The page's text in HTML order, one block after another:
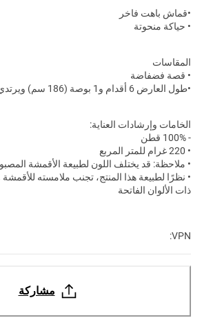
•قماش باهت فاخر
• حياكة منحوتة
المقاسات
• قصة فضفاضة
•طول العارض 6 أقدام و1 بوصة (186 سم) ويرتدي مقاس كبير L
الخامات وإرشادات العناية:
- 100% قطن
• 220 غرام للمتر المربع
• ملاحظة: قد يختلف اللون لطبيعة الأقمشة
• نظرًا لطبيعة هذا المنتج، تجنب ملامسته
ذات الألوان الفاتحة
VPN:
مشاركة